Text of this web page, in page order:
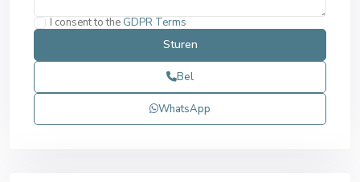
I consent to the GDPR Terms
Bel
WhatsApp